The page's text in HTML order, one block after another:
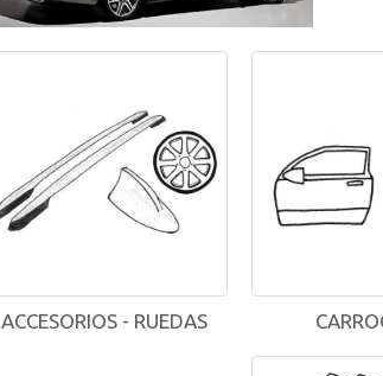
ACCESORIOS - RUEDAS